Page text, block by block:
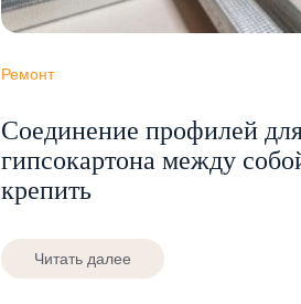
Ремонт
Соединение профилей
гипсокартона между
крепить
Читать далее